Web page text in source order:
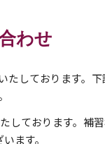
わせ
しております。
しております。補
ます。